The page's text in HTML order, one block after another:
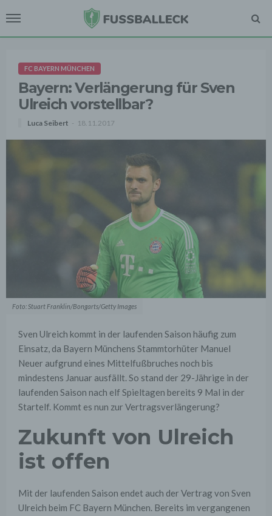
FC BAYERN MÜNCHEN
Bayern: Verlängerung für Sven
Ulreich vorstellbar?
Luca Seibert 18.11.2017
Foto: Stuart Franklin/Bongarts/Getty Images
Sven Ulreich kommt in der laufenden Saison häufig zum
Einsatz, da Bayern Münchens Stammtorhüter Manuel
Neuer aufgrund eines Mittelfußbruches noch bis
mindestens Januar ausfällt. So stand der 29-Jährige in der
laufenden Saison nach elf Spieltagen bereits 9 Mal in der
Startelf. Kommt es nun zur Vertragsverlängerung?
Zukunft von Ulreich
ist offen
Mit der laufenden Saison endet auch der Vertrag von Sven
Ulreich beim FC Bayern München. Bereits im vergangenen